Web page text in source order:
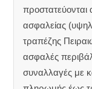
ασφαλείας
τραπέζης
ασφαλές
συναλλαγές με